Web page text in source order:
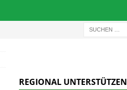
REGIONAL UNTERSTÜTZEN